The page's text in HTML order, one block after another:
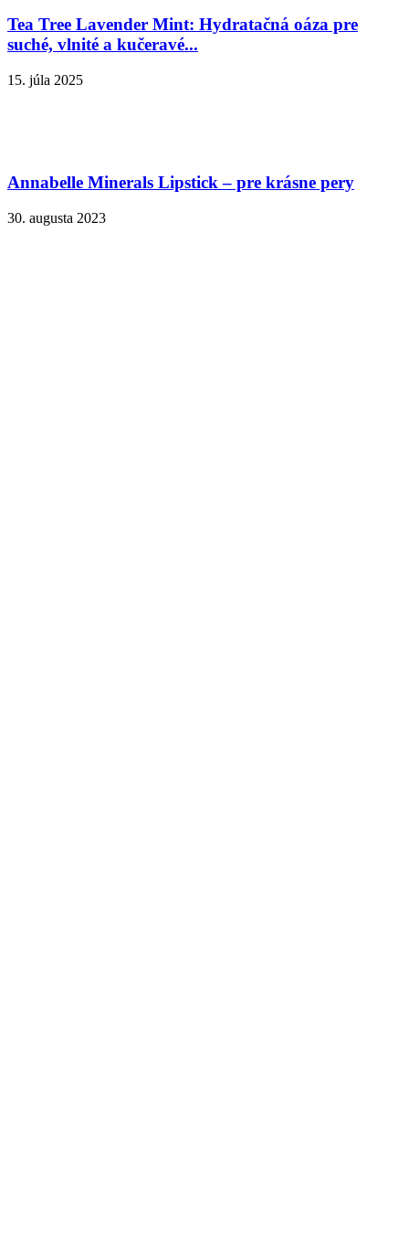
Tea Tree Lavender Mint: Hydratačná oáza pre
suché, vlnité a kučeravé...
15. júla 2025
Annabelle Minerals Lipstick – pre krásne pery
30. augusta 2023